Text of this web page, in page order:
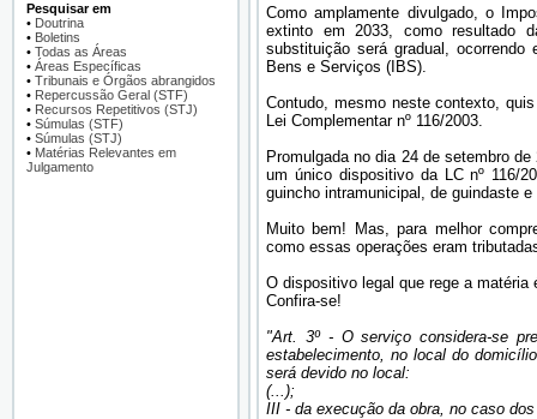
Pesquisar em
• Doutrina
• Boletins
• Todas as Áreas
• Áreas Específicas
• Tribunais e Órgãos abrangidos
• Repercussão Geral (STF)
• Recursos Repetitivos (STJ)
• Súmulas (STF)
• Súmulas (STJ)
• Matérias Relevantes em
Julgamento
Como amplamente divulgado, o
extinto em 2033, como resultado
substituição será gradual,
Bens e Serviços (IBS).
Contudo, mesmo neste contexto,
Lei Complementar nº 116/2003.
Promulgada no dia 24 de setembro
um único dispositivo da LC nº 116/
guincho intramunicipal, de guindaste
Muito bem! Mas, para melhor
como essas operações eram
O dispositivo legal que rege a matéria
Confira-se!
"Art. 3º - O serviço considera-se
estabelecimento, no local do
será devido no local:
(...);
III - da execução da obra, no caso